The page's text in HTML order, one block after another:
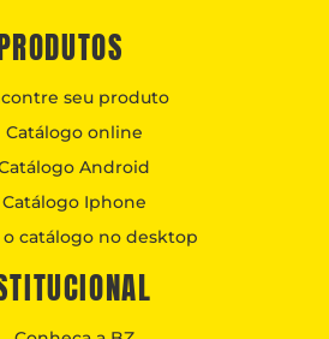
seu produto
Catálogo online
Android
Catálogo Iphone
o catálogo no desktop